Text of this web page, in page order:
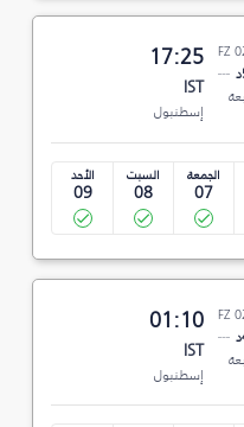
17:25
IST
إسطنبول
الجمعة
07
السبت
08
الأحد
09
01:10
IST
إسطنبول